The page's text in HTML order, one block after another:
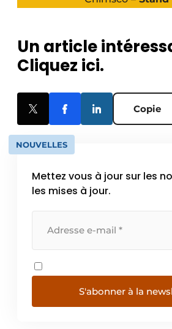
Un article
Cliquez ici.
Copie
NOUVELLES
Mettez vous à jour sur les
les mises à jour.
S'abonner à la